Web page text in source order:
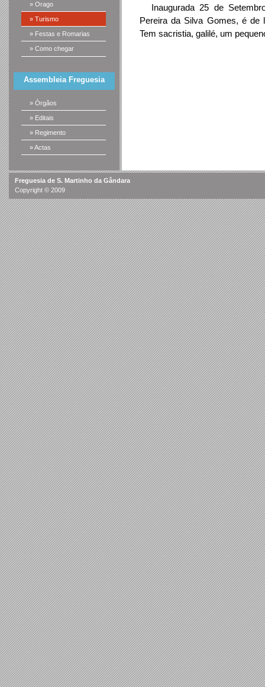
» Orago
» Turismo
» Festas e Romarias
» Como chegar
Assembleia Freguesia
» Órgãos
» Editais
» Regimento
» Actas
Inaugurada 25 de
Pereira da Silva Gomes, é de
Tem sacristia, galilé, um
Freguesia de S. Martinho da Gândara
Copyright © 2009